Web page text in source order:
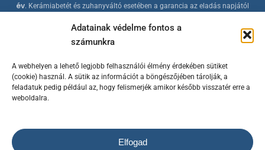
Adatainak védelme fontos a
számunkra
A webhelyen a lehető legjobb felhasználói élmény érdekében sütiket
(cookie) használ. A sütik az információt a böngészőjében tárolják, a
feladatuk pedig például az, hogy felismerjék amikor később visszatér erre a
weboldalra.
Elfogad
év. Kerámiabetét és zuhanyváltó esetében a garancia az eladás napjától
szabványokkal összhangban készülnek, folyamatos minőség-ellenőrzés